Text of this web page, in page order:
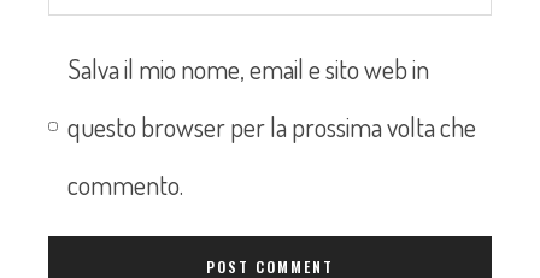
Salva il mio nome, email e sito web in
questo browser per la prossima volta che
commento.